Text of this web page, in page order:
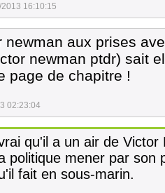
16:10:15
newman aux prises
newman ptdr) sait
page de chapitre !
02:23:04
qu'il a un air de Victor
politique mener par son
fait en sous-marin.